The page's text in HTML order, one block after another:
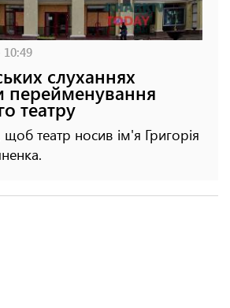
слуханнях
перейменування
театру
театр носив ім'я Григорія